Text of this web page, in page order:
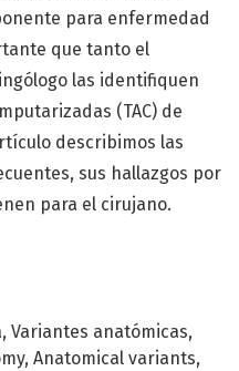
Variantes anatómicas
Anatomical variants
para enfermedad
que tanto el
las identifiquen
(TAC) de
describimos las
sus hallazgos por
para el cirujano.